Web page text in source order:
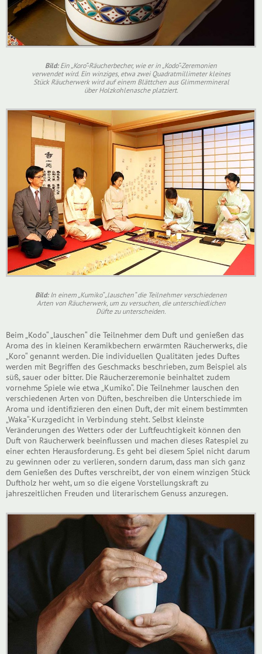
Bild:Ein „Koro“-Räucherbecher, wie er in „Kodo“-Zeremonien
verwendet wird. Ein winziges, etwa zwei Quadratmillimeter kleines
Stück Räucherwerk wird auf einem Blättchen aus Glimmermineral
über Holzkohlenasche platziert.
Bild:In einem „Kumiko“ „lauschen“ die Teilnehmer verschiedenen
Arten von Räucherwerk, um zu versuchen, die unterschiedlichen
Düfte zu unterscheiden.
Beim „Kodo“ „lauschen“ die Teilnehmer dem Duft und genießen das
Aroma des in kleinen Keramikbechern erwärmten Räucherwerks, die
„Koro“ genannt werden. Die individuellen Qualitäten jedes Duftes
werden mit Begriffen des Geschmacks beschrieben, zum Beispiel als
süß, sauer oder bitter. Die Räucherzeremonie beinhaltet zudem
vornehme Spiele wie etwa „Kumiko“. Die Teilnehmer lauschen den
verschiedenen Arten von Düften, beschreiben die Unterschiede im
Aroma und identifizieren den einen Duft, der mit einem bestimmten
„Waka“-Kurzgedicht in Verbindung steht. Selbst kleinste
Veränderungen des Wetters oder der Luftfeuchtigkeit können den
Duft von Räucherwerk beeinflussen und machen dieses Ratespiel zu
einer echten Herausforderung. Es geht bei diesem Spiel nicht darum
zu gewinnen oder zu verlieren, sondern darum, dass man sich ganz
dem Genießen des Duftes verschreibt, der von einem winzigen Stück
Duftholz her weht, um so die eigene Vorstellungskraft zu
jahreszeitlichen Freuden und literarischem Genuss anzuregen.